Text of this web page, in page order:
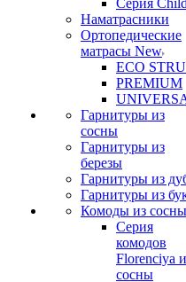
Серия Child
Наматрасники
Ортопедические
матрасы New
ECO
PREMIUM
Гарнитуры из
сосны
Гарнитуры из
березы
Гарнитуры из
Гарнитуры из
Комоды из сосны
Серия
комодов
Florenciya
сосны